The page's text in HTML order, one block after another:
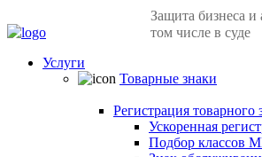
Защита бизнеса и
том числе в суде
Услуги
Товарные знаки
Регистрация товарного
Ускоренная
Подбор классов